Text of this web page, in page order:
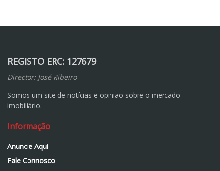
REGISTO ERC: 127679
Director: José Ribeiro
Somos um site de notícias e opinião sobre o mercado
imobiliário.
Informação
Anuncie Aqui
Fale Connosco